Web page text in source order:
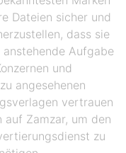
Dateien sicher und
dass sie
Aufgabe
und
angesehenen
vertrauen
Zamzar, um den
zu